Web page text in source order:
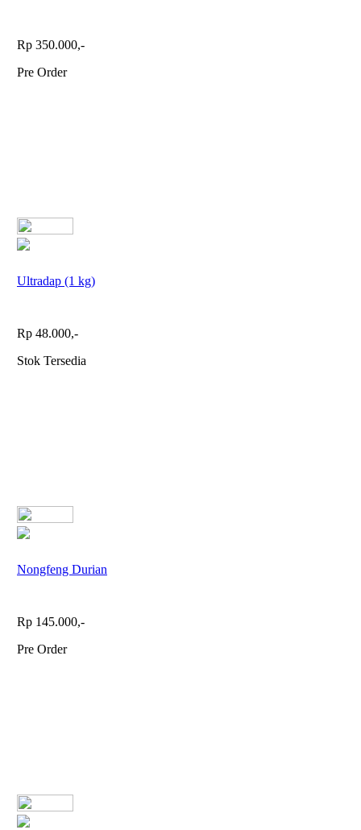
Rp 350.000,-
Pre Order
Ultradap (1 kg)
Rp 48.000,-
Stok Tersedia
Nongfeng Durian
Rp 145.000,-
Pre Order